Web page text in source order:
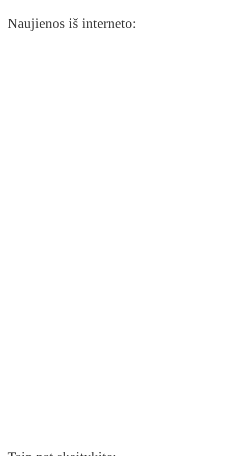
Naujienos iš interneto: